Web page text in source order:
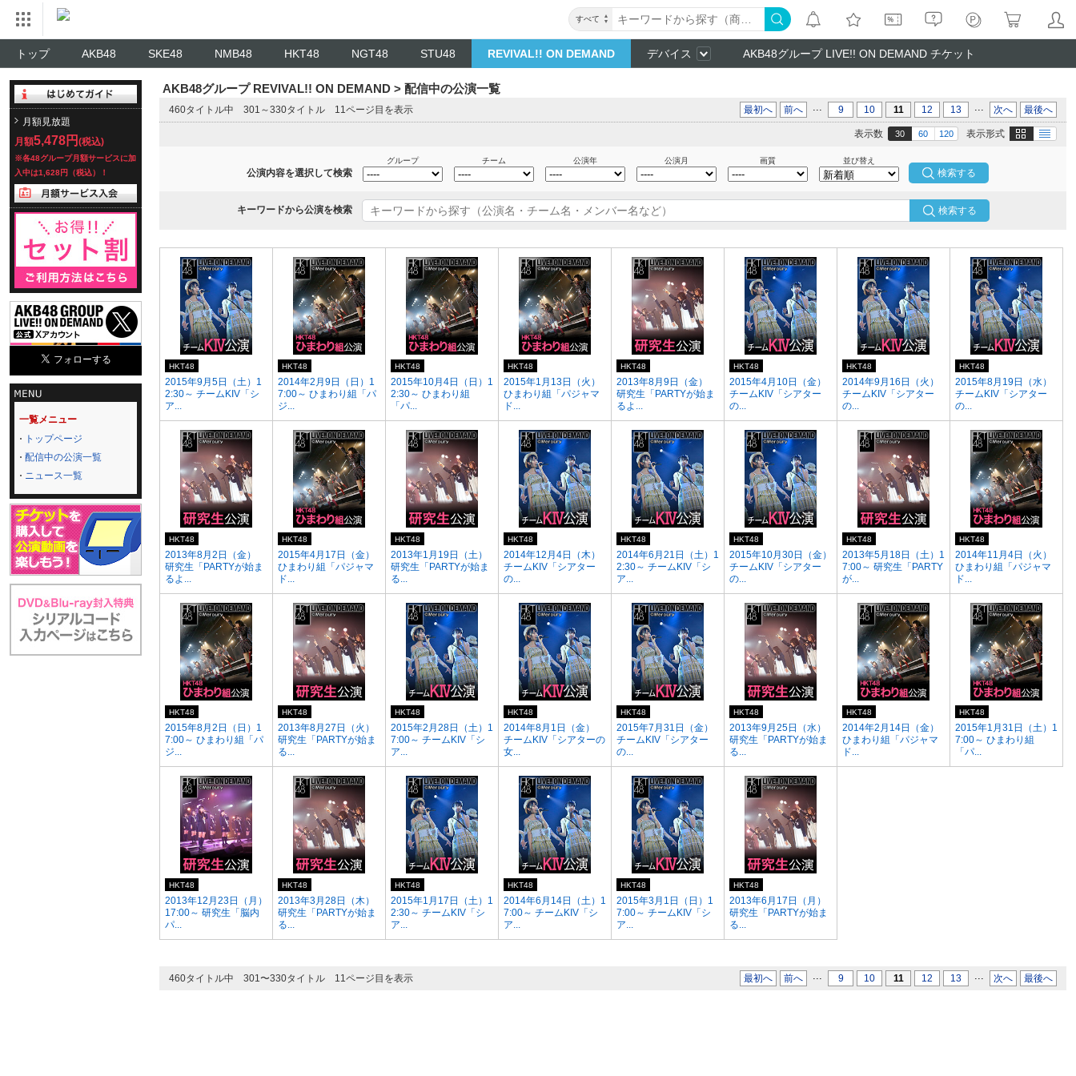
すべて
トップ AKB48 SKE48 NMB48 HKT48 NGT48 STU48 REVIVAL!! ON DEMAND デバイス AKB48グループ LIVE!! ON DEMAND チケット
月額見放題
月額5,478円 (税込)
※各48グループ月額サービスに加
入中は1,628円（税込）！
一覧メニュー
トップページ
配信中の公演一覧
ニュース一覧
AKB48グループ REVIVAL!! ON DEMAND > 配信中の公演一覧
460タイトル中 301～330タイトル 11ページ目を表示 最初へ 前へ ... 9 10 11 12 13 ... 次へ 最後へ
表示形式 画像 テキスト
表示数 30 60 120
公演内容を選択して検索
グループ チーム 公演年 公演月 画質 並び替え
キーワードから公演を検索 検索する
2015年9月5日（土）1
2:30～ チームKIV「シ
ア...
HKT48
2014年2月9日（日）1
7:00～ ひまわり組「パ
ジ...
HKT48
2015年10月4日（日）1
2:30～ ひまわり組
「パ...
HKT48
2015年1月13日（火）
ひまわり組「パジャマ
ド...
HKT48
2013年8月9日（金）
研究生「PARTYが始ま
るよ...
HKT48
2015年4月10日（金）
チームKIV「シアター
の...
HKT48
2014年9月16日（火）
チームKIV「シアター
の...
HKT48
2015年8月19日（水）
チームKIV「シアター
の...
HKT48
2013年8月2日（金）
研究生「PARTYが始ま
るよ...
HKT48
2015年4月17日（金）
ひまわり組「パジャマ
ド...
HKT48
2013年1月19日（土）
研究生「PARTYが始ま
る...
HKT48
2014年12月4日（木）
チームKIV「シアター
の...
HKT48
2014年6月21日（土）1
2:30～ チームKIV「シ
ア...
HKT48
2015年10月30日（金）
チームKIV「シアター
の...
HKT48
2013年5月18日（土）1
7:00～ 研究生「PARTY
が...
HKT48
2014年11月4日（火）
ひまわり組「パジャマ
ド...
HKT48
2015年8月2日（日）1
7:00～ ひまわり組「パ
ジ...
HKT48
2013年8月27日（火）
研究生「PARTYが始ま
る...
HKT48
2015年2月28日（土）1
7:00～ チームKIV「シ
ア...
HKT48
2014年8月1日（金）
チームKIV「シアターの
女...
HKT48
2015年7月31日（金）
チームKIV「シアター
の...
HKT48
2013年9月25日（水）
研究生「PARTYが始ま
る...
HKT48
2014年2月14日（金）
ひまわり組「パジャマ
ド...
HKT48
2015年1月31日（土）1
7:00～ ひまわり組
「パ...
HKT48
2013年12月23日（月）
17:00～ 研究生「脳内
パ...
HKT48
2013年3月28日（木）
研究生「PARTYが始ま
る...
HKT48
2015年1月17日（土）1
2:30～ チームKIV「シ
ア...
HKT48
2014年6月14日（土）1
7:00～ チームKIV「シ
ア...
HKT48
2015年3月1日（日）1
7:00～ チームKIV「シ
ア...
HKT48
2013年6月17日（月）
研究生「PARTYが始ま
る...
HKT48
460タイトル中 301〜330タイトル 11ページ目を表示 最初へ 前へ ... 9 10 11 12 13 ... 次へ 最後へ